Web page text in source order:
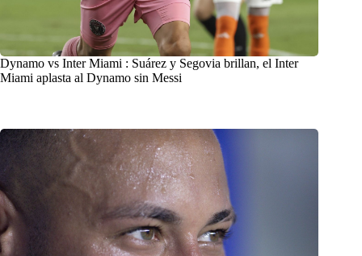
Dynamo vs Inter Miami : Suárez y Segovia brillan, el Inter
Miami aplasta al Dynamo sin Messi